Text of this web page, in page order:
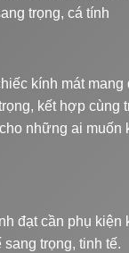
trọng, cá tính
kính mát
kết hợp
những ai muốn
đạt cần phụ kiện
trọng, tinh tế.